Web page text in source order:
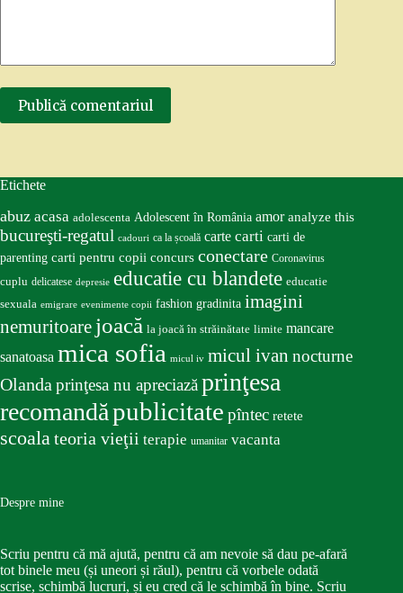
Publică comentariul
Etichete
abuz acasa adolescenta Adolescent în România amor analyze this
bucureşti-regatul cadouri ca la școală carte carti carti de
parenting carti pentru copii concurs conectare Coronavirus
cuplu delicatese depresie educatie cu blandete educatie
sexuala emigrare evenimente copii fashion gradinita imagini
nemuritoare joacă la joacă în străinătate limite mancare
sanatoasa mica sofia micul iv micul ivan nocturne
Olandaprinţesa nu apreciazăprinţesa
recomandăpublicitate pîntec retete
scoalateoria vieţii terapie umanitar vacanta
Despre mine
Scriu pentru că mă ajută, pentru că am nevoie să dau pe-afară
tot binele meu (și uneori și răul), pentru că vorbele odată
scrise, schimbă lucruri, și eu cred că le schimbă în bine. Scriu